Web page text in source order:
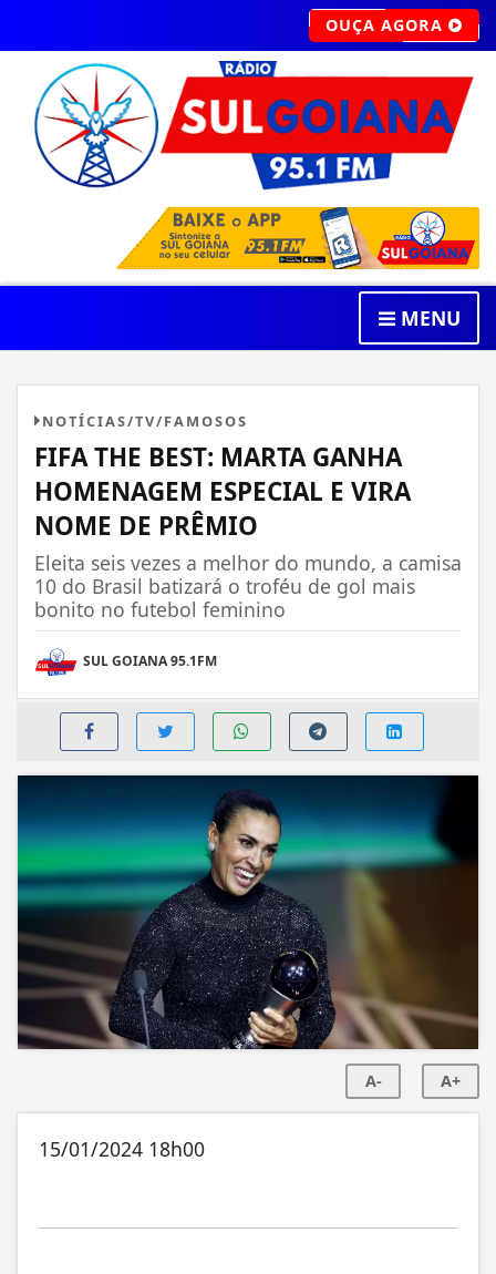
OUÇA AGORA
MENU
NOTÍCIAS/TV/FAMOSOS
FIFA THE BEST: MARTA GANHA
HOMENAGEM ESPECIAL E VIRA
NOME DE PRÊMIO
Eleita seis vezes a melhor do mundo, a camisa
10 do Brasil batizará o troféu de gol mais
bonito no futebol feminino
SUL GOIANA 95.1FM
A- A+
15/01/2024 18h00